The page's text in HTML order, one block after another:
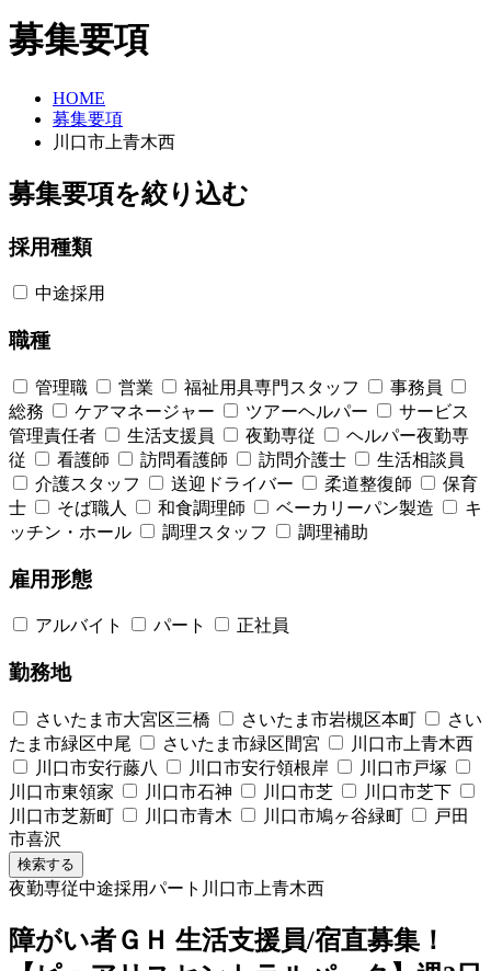
募集要項
HOME
募集要項
川口市上青木西
募集要項を絞り込む
採用種類
中途採用
職種
管理職 営業 福祉用具専門スタッフ
事務員
総務
ケアマネージャー ツアーヘルパー
サービス
管理責任者
生活支援員 夜勤専従
ヘルパー夜勤専
従
看護師 訪問看護師 訪問介護士
生活相談員
介護スタッフ
送迎ドライバー 柔道整復師
保育
士
そば職人 和食調理師 ベーカリーパン製造
キ
ッチン・ホール
調理スタッフ 調理補助
雇用形態
アルバイト パート 正社員
勤務地
さいたま市大宮区三橋 さいたま市岩槻区本町
さい
たま市緑区中尾
さいたま市緑区間宮
川口市上青木西
川口市安行藤八
川口市安行領根岸
川口市戸塚
川口市東領家
川口市石神 川口市芝
川口市芝下
川口市芝新町
川口市青木 川口市鳩ヶ谷緑町
戸田
市喜沢
検索する
夜勤専従中途採用パート 川口市上青木西
障がい者ＧＨ 生活支援員/宿直募集！